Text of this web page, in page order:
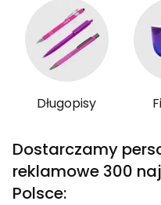
Długopisy
Dostarczamy
reklamowe 300
Polsce: